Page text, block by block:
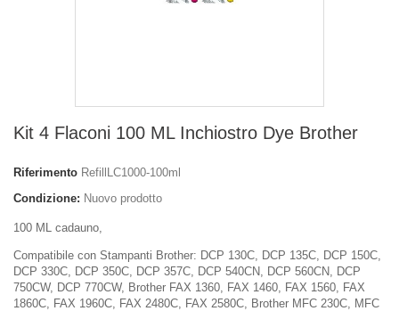
Kit 4 Flaconi 100 ML Inchiostro Dye Brother
Riferimento RefillLC1000-100ml
Condizione: Nuovo prodotto
100 ML cadauno,
Compatibile con Stampanti Brother: DCP 130C, DCP 135C, DCP 150C,
DCP 330C, DCP 350C, DCP 357C, DCP 540CN, DCP 560CN, DCP
750CW, DCP 770CW, Brother FAX 1360, FAX 1460, FAX 1560, FAX
1860C, FAX 1960C, FAX 2480C, FAX 2580C, Brother MFC 230C, MFC